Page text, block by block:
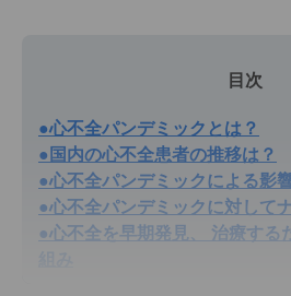
目次
●心不全パンデミックとは？
●国内の心不全患者の推移は？
●心不全パンデミックによる影
●心不全パンデミックに対して
●心不全を早期発見、 治療する